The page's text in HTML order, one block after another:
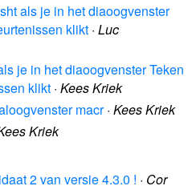
als je in het diaoogvenster
klikt · Luc
je in het diaoogvenster Teken
klikt · Kees Kriek
macr· Kees Kriek
Kriek
2 van versie 4.3.0 ! · Cor